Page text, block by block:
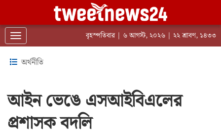
Toggle navigation বৃহস্পতিবার | ৬ আগস্ট, ২০২৬ | ২২ শ্রাবণ, ১৪৩৩
অর্থনীতি
আইন ভেঙে এসআইবিএলের
প্রশাসক বদলি